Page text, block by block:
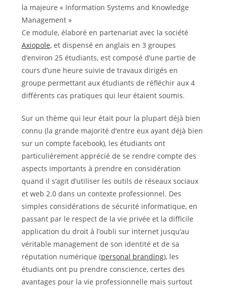
la majeure « Information Systems and Knowledge
Management »
Ce module, élaboré en partenariat avec la société
Axiopole, et dispensé en anglais en 3 groupes
d’environ 25 étudiants, est composé d’une partie de
cours d’une heure suivie de travaux dirigés en
groupe permettant aux étudiants de réfléchir aux 4
différents cas pratiques qui leur étaient soumis.
Sur un thème qui leur était pour la plupart déjà bien
connu (la grande majorité d’entre eux ayant déjà bien
sur un compte facebook), les étudiants ont
particulièrement apprécié de se rendre compte des
aspects importants à prendre en considération
quand il s’agit d’utiliser les outils de réseaux sociaux
et web 2.0 dans un contexte professionnel. Des
simples considérations de sécurité informatique, en
passant par le respect de la vie privée et la difficile
application du droit à l’oubli sur internet jusqu’au
véritable management de son identité et de sa
réputation numérique (personal branding), les
étudiants ont pu prendre conscience, certes des
avantages pour la vie professionnelle mais surtout